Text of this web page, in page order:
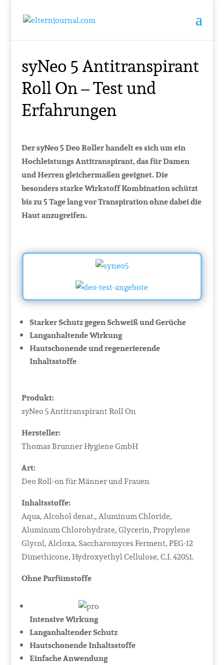
syNeo 5 Antitranspirant
Roll On – Test und
Erfahrungen
Der syNeo 5 Deo Roller handelt es sich um ein
Hochleistungs Antitranspirant, das für Damen
und Herren gleichermaßen geeignet. Die
besonders starke Wirkstoff Kombination schützt
bis zu 5 Tage lang vor Transpiration ohne dabei die
Haut anzugreifen.
Starker Schutz gegen Schweiß und Gerüche
Langanhaltende Wirkung
Hautschonende und regenerierende
Inhaltsstoffe
Produkt:
syNeo 5 Antitranspirant Roll On
Hersteller:
Thomas Brunner Hygiene GmbH
Art:
Deo Roll-on für Männer und Frauen
Inhaltsstoffe:
Aqua, Alcohol denat., Aluminum Chloride,
Aluminum Chlorohydrate, Glycerin, Propylene
Glycol, Alcloxa, Saccharomyces Ferment, PEG-12
Dimethicone, Hydroxyethyl Cellulose, C.I. 42051.
Ohne Parfümstoffe
Intensive Wirkung
Langanhaltender Schutz
Hautschonende Inhaltsstoffe
Einfache Anwendung